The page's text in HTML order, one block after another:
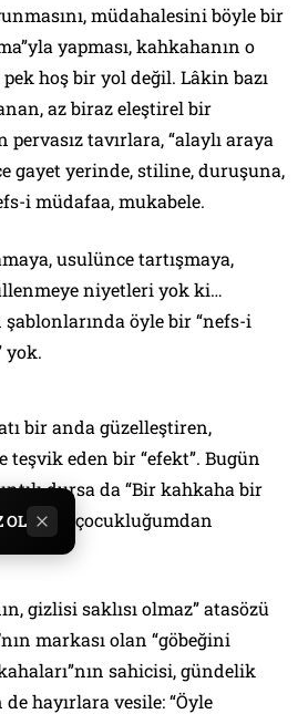
OL
müdahalesini böyle bir
yapması, kahkahanın o
hoş bir yol değil. Lâkin bazı
az biraz eleştirel bir
tavırlara, “alaylıaraya
gayet yerinde, stiline, duruşuna,
i müdafaa, mukabele.
usulünce tartışmaya,
niyetleri yok ki…
öyle bir “nefs-i
yok.
bir anda güzelleştiren,
teşvik eden bir “efekt”. Bugün
dursa da “Bir kahkaha bir
deyişini çocukluğumdan
gizlisi saklısı olmaz” atasözü
markası olan “göbeğini
sahicisi, gündelik
hayırlara vesile: “Öyle